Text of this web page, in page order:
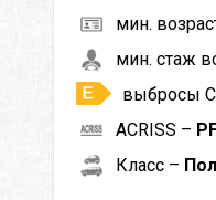
мин.
мин. стаж
выбросы
ACRISS –
Класс –